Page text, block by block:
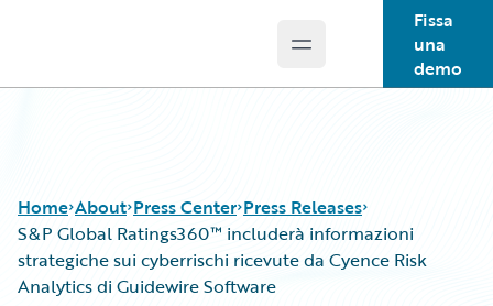
Open main menu
Fissa
una
demo
Home About Press Center Press Releases
S&P Global Ratings360™ includerà informazioni
strategiche sui cyberrischi ricevute da Cyence Risk
Analytics di Guidewire Software